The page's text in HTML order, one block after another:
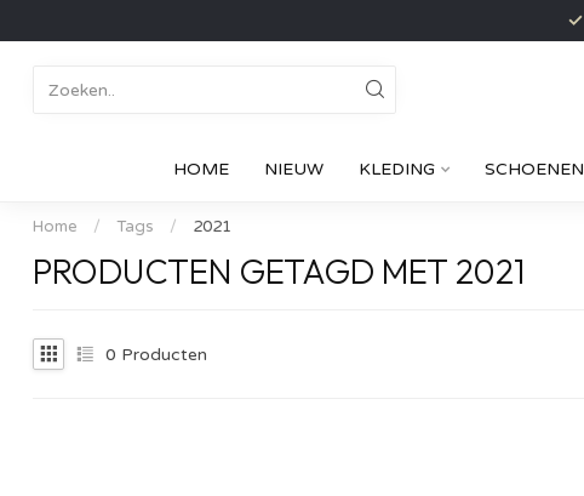
HOME NIEUW KLEDING SCHOENEN
Home / Tags / 2021
PRODUCTEN GETAGD MET 2021
0 Producten